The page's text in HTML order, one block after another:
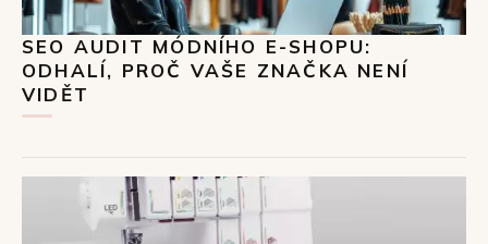
SEO AUDIT MÓDNÍHO E-SHOPU:
ODHALÍ, PROČ VAŠE ZNAČKA NENÍ
VIDĚT